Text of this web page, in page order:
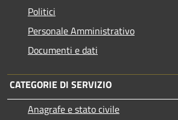
Politici
Personale Amministrativo
Documenti e dati
CATEGORIE DI SERVIZIO
Anagrafe e stato civile